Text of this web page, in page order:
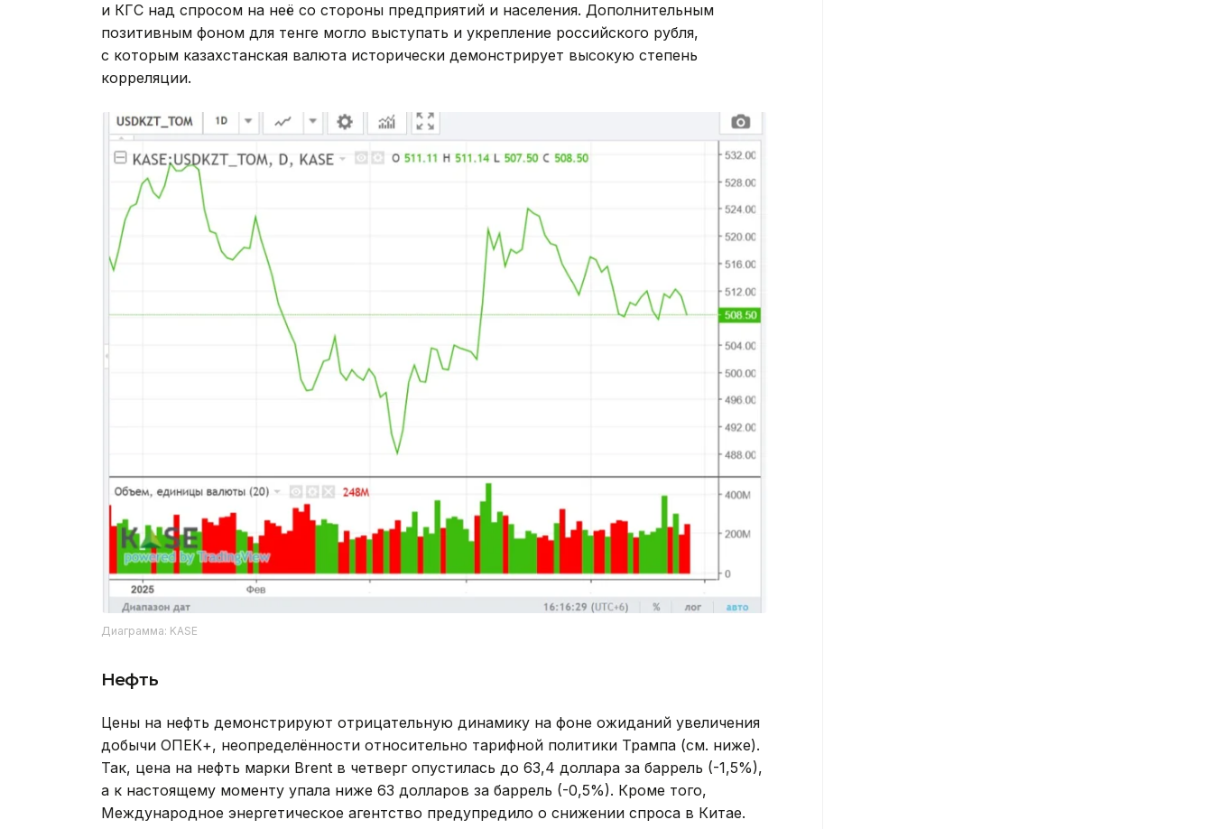
и КГC над спросом на неё со стороны предприятий и населения. Дополнительным
позитивным фоном для тенге могло выступать и укрепление российского рубля,
с которым казахстанская валюта исторически демонстрирует высокую степень
корреляции.
Диаграмма: KASE
Нефть
Цены на нефть демонстрируют отрицательную динамику на фоне ожиданий увеличения
добычи ОПЕК+, неопределённости относительно тарифной политики Трампа (см. ниже).
Так, цена на нефть марки Brent в четверг опустилась до 63,4 доллара за баррель (-1,5%),
а к настоящему моменту упала ниже 63 долларов за баррель (-0,5%). Кроме того,
Международное энергетическое агентство предупредило о снижении спроса в Китае.